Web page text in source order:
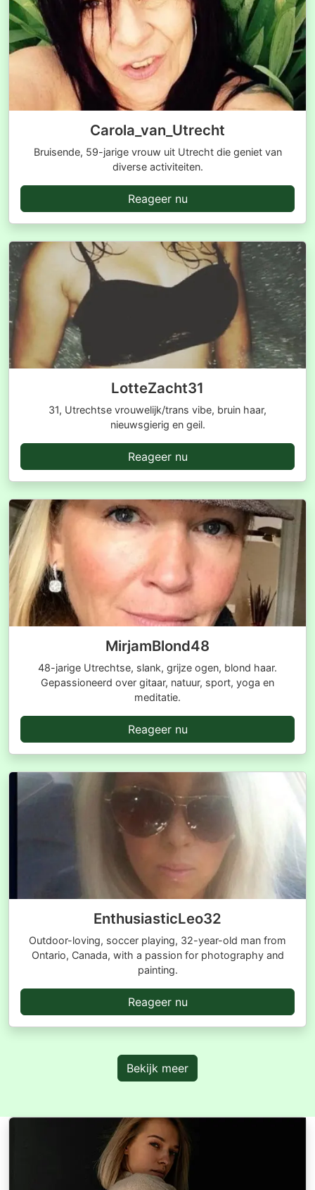
Carola_van_Utrecht
Bruisende, 59-jarige vrouw uit Utrecht die geniet van
diverse activiteiten.
Reageer nu
LotteZacht31
31, Utrechtse vrouwelijk/trans vibe, bruin haar,
nieuwsgierig en geil.
Reageer nu
MirjamBlond48
48-jarige Utrechtse, slank, grijze ogen, blond haar.
Gepassioneerd over gitaar, natuur, sport, yoga en
meditatie.
Reageer nu
EnthusiasticLeo32
Outdoor-loving, soccer playing, 32-year-old man from
Ontario, Canada, with a passion for photography and
painting.
Reageer nu
Bekijk meer